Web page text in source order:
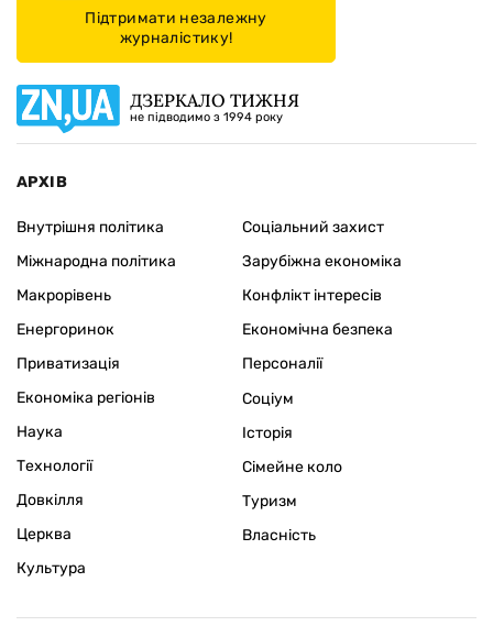
Підтримати незалежну
журналістику!
ДЗЕРКАЛО ТИЖНЯ
не підводимо з 1994 року
АРХІВ
Внутрішня політика
Міжнародна політика
Макрорівень
Енергоринок
Приватизація
Економіка регіонів
Соціальний захист
Зарубіжна економіка
Конфлікт інтересів
Економічна безпека
Персоналії
Наука
Технології
Довкілля
Церква
Культура
Соціум
Історія
Сімейне коло
Туризм
Власність